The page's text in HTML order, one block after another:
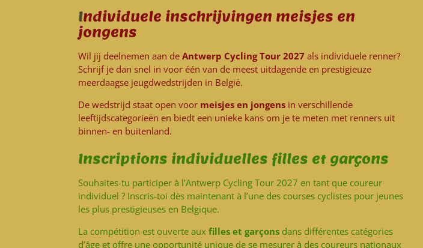
Individuele inschrijvingen meisjes en
jongens
Wil jij deelnemen aan de Antwerp Cycling Tour 2027 als individuele renner?
Schrijf je dan snel in voor één van de meest uitdagende en prestigieuze
meerdaagse jeugdwedstrijden in België.
De wedstrijd staat open voor meisjes en jongensin verschillende
leeftijdscategorieën en biedt een unieke kans om je te meten met renners uit
binnen- en buitenland.
Inscriptions individuelles filles et garçons
Souhaites-tu participer à l’Antwerp Cycling Tour 2027 en tant que coureur
individuel ? Inscris-toi dès maintenant à l’une des courses cyclistes pour jeunes
les plus prestigieuses en Belgique.
La compétition est ouverte aux filles et garçonsdans différentes catégories
d’âge et offre une opportunité unique de se mesurer à des coureurs nationaux